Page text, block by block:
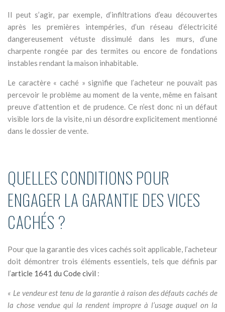
Il peut s’agir, par exemple, d’infiltrations d’eau découvertes
après les premières intempéries, d’un réseau d’électricité
dangereusement vétuste dissimulé dans les murs, d’une
charpente rongée par des termites ou encore de fondations
instables rendant la maison inhabitable.
Le caractère « caché » signifie que l’acheteur ne pouvait pas
percevoir le problème au moment de la vente, même en faisant
preuve d’attention et de prudence. Ce n’est donc ni un défaut
visible lors de la visite, ni un désordre explicitement mentionné
dans le dossier de vente.
QUELLES CONDITIONS POUR
ENGAGER LA GARANTIE DES VICES
CACHÉS ?
Pour que la garantie des vices cachés soit applicable, l’acheteur
doit démontrer trois éléments essentiels, tels que définis par
l’article 1641 du Code civil :
« Le vendeur est tenu de la garantie à raison des défauts cachés de
la chose vendue qui la rendent impropre à l’usage auquel on la